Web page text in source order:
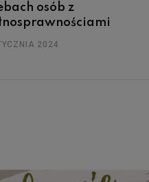
osób z
2024